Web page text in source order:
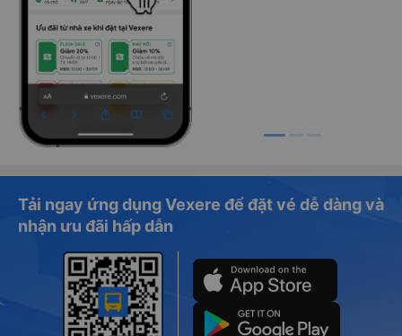
Tải ngay ứng dụng Vexere để đặt vé dễ dàng và
nhận ưu đãi hấp dẫn